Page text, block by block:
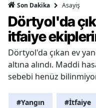
Son Dakika Asayiş
Dörtyol'da
itfaiye
Dörtyol'da çıkan ev
altına alındı. Maddi
sebebi henüz
#Yangın #İtfaiye